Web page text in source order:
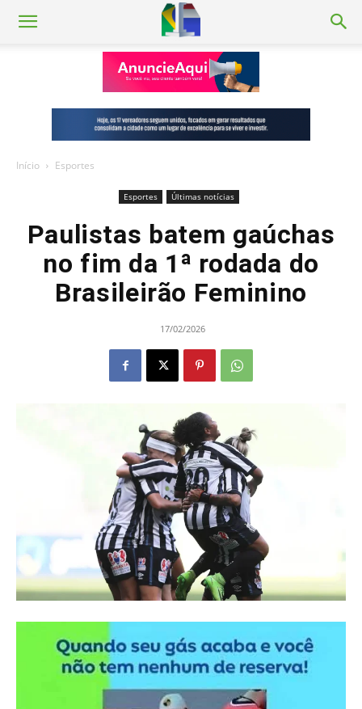
Início Esportes
Esportes Últimas notícias
Paulistas batem gaúchas
no fim da 1ª rodada do
Brasileirão Feminino
17/02/2026